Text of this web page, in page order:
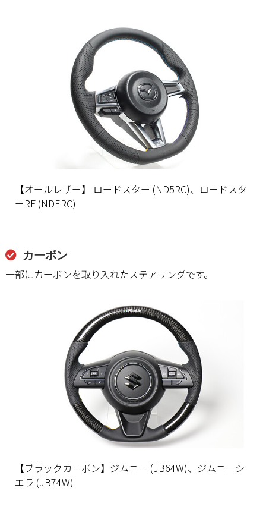
【オールレザー】 ロードスター (ND5RC)、ロードスタ
ーRF (NDERC)
カーボン
一部にカーボンを取り入れたステアリングです。
【ブラックカーボン】ジムニー (JB64W)、ジムニーシ
エラ (JB74W)